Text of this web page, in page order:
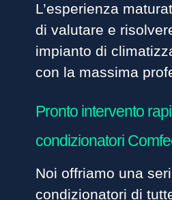
L’esperienza
di valutare e
impianto di
con la massima
Pronto intervento
condizionatori
Noi offriamo una
condizionatori di